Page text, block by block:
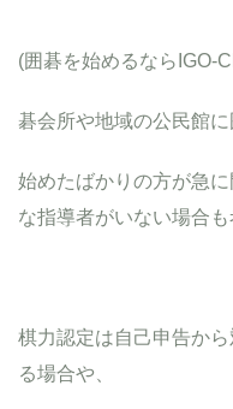
(囲碁を始めるならIGO-
碁会所や地域の公民館
始めたばかりの方が急
な指導者がいない場合
棋力認定は自己申告か
る場合や、